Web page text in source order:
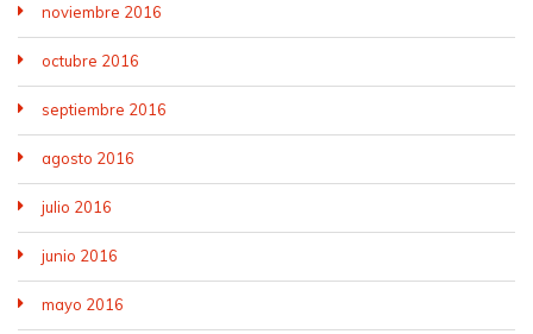
noviembre 2016
octubre 2016
septiembre 2016
agosto 2016
julio 2016
junio 2016
mayo 2016